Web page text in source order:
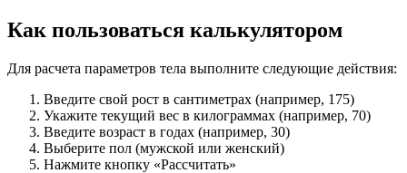
Как пользоваться калькулятором
Для расчета параметров тела выполните следующие действия:
Введите свой рост в сантиметрах (например, 175)
Укажите текущий вес в килограммах (например, 70)
Введите возраст в годах (например, 30)
Выберите пол (мужской или женский)
Нажмите кнопку «Рассчитать»